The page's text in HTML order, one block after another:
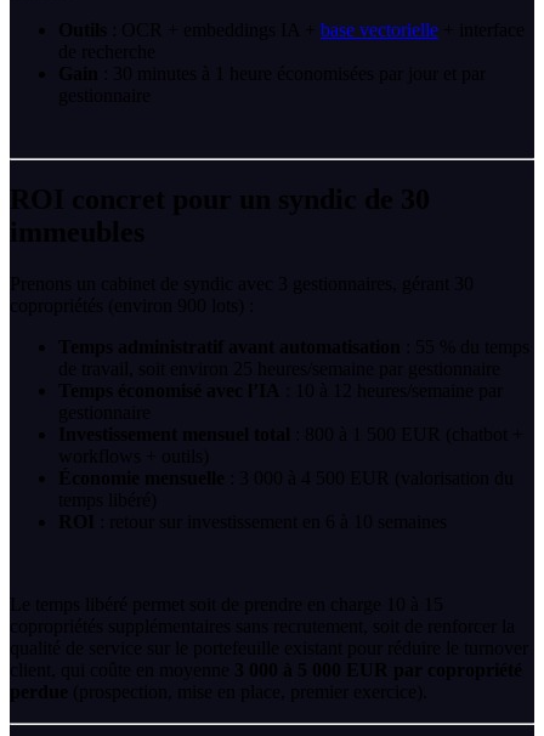
Outils : OCR + embeddings IA + base vectorielle + interface
de recherche
Gain : 30 minutes à 1 heure économisées par jour et par
gestionnaire
ROI concret pour un syndic de 30
immeubles
Prenons un cabinet de syndic avec 3 gestionnaires, gérant 30
copropriétés (environ 900 lots) :
Temps administratif avant automatisation : 55 % du temps
de travail, soit environ 25 heures/semaine par gestionnaire
Temps économisé avec l’IA
: 10 à 12 heures/semaine par
gestionnaire
Investissement mensuel total : 800 à 1 500 EUR (chatbot +
workflows + outils)
Économie mensuelle : 3 000 à 4 500 EUR (valorisation du
temps libéré)
ROI
: retour sur investissement en 6 à 10 semaines
Le temps libéré permet soit de prendre en charge 10 à 15
copropriétés supplémentaires sans recrutement, soit de renforcer la
qualité de service sur le portefeuille existant pour réduire le turnover
client, qui coûte en moyenne 3 000 à 5 000 EUR par copropriété
perdue (prospection, mise en place, premier exercice).